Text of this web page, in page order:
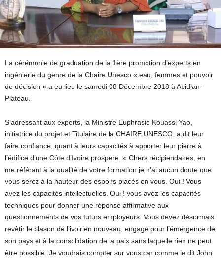
La cérémonie de graduation de la 1ère promotion d’experts en
ingénierie du genre de la Chaire Unesco « eau, femmes et pouvoir
de décision » a eu lieu le samedi 08 Décembre 2018 à Abidjan-
Plateau.
S’adressant aux experts, la Ministre Euphrasie Kouassi Yao,
initiatrice du projet et Titulaire de la CHAIRE UNESCO, a dit leur
faire confiance, quant à leurs capacités à apporter leur pierre à
l’édifice d’une Côte d’Ivoire prospère. « Chers récipiendaires, en
me référant à la qualité de votre formation je n’ai aucun doute que
vous serez à la hauteur des espoirs placés en vous. Oui ! Vous
avez les capacités intellectuelles. Oui ! vous avez les capacités
techniques pour donner une réponse affirmative aux
questionnements de vos futurs employeurs. Vous devez désormais
revêtir le blason de l’ivoirien nouveau, engagé pour l’émergence de
son pays et à la consolidation de la paix sans laquelle rien ne peut
être possible. Je voudrais compter sur vous car comme le dit John